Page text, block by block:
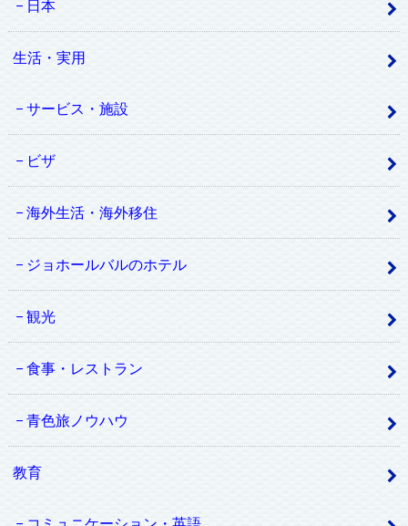
日本
生活・実用
サービス・施設
ビザ
海外生活・海外移住
ジョホールバルのホテル
観光
食事・レストラン
青色旅ノウハウ
教育